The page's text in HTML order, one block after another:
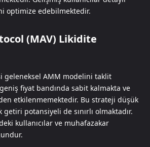
optimize edebilmektedir.
(MAV) Likidite
geleneksel AMM modelini taklit
fiyat bandında sabit kalmakta ve
etkilenmemektedir. Bu strateji düşük
getiri potansiyeli de sınırlı olmaktadır.
kullanıcılar ve muhafazakar